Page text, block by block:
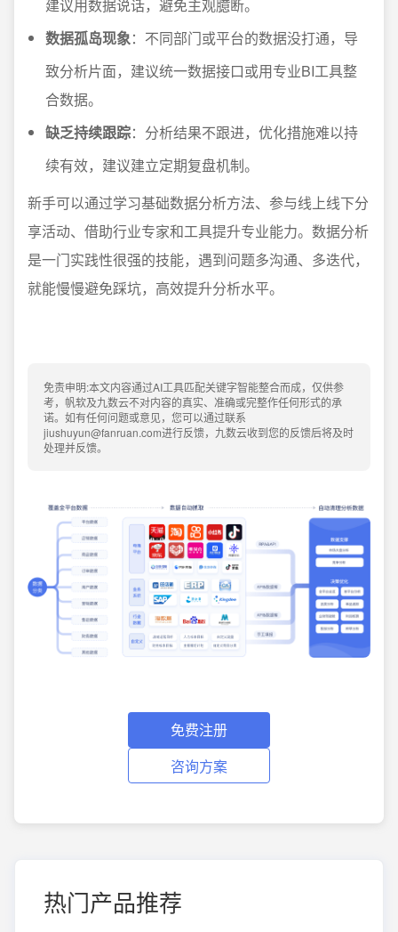
建议用数据说话，避免主观臆断。
数据孤岛现象：不同部门或平台的数据没打通，导
致分析片面，建议统一数据接口或用专业BI工具整
合数据。
缺乏持续跟踪：分析结果不跟进，优化措施难以持
续有效，建议建立定期复盘机制。
新手可以通过学习基础数据分析方法、参与线上线下分
享活动、借助行业专家和工具提升专业能力。数据分析
是一门实践性很强的技能，遇到问题多沟通、多迭代，
就能慢慢避免踩坑，高效提升分析水平。
免责申明:本文内容通过AI工具匹配关键字智能整合而成，仅供参
考，帆软及九数云不对内容的真实、准确或完整作任何形式的承
诺。如有任何问题或意见，您可以通过联系
jiushuyun@fanruan.com进行反馈，九数云收到您的反馈后将及时
处理并反馈。
免费注册
咨询方案
热门产品推荐